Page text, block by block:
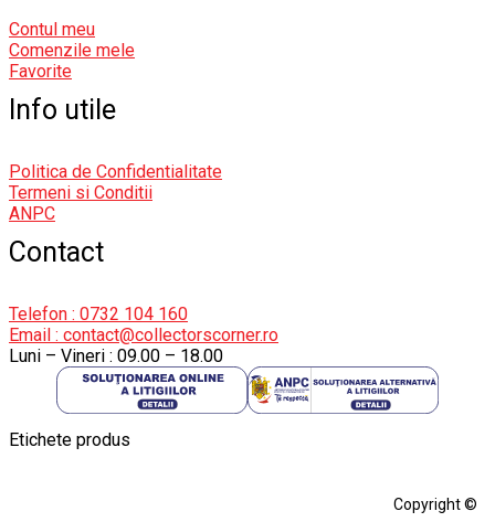
Contul meu
Comenzile mele
Favorite
Info utile
Politica de Confidentialitate
Termeni si Conditii
ANPC
Contact
Telefon : 0732 104 160
Email : contact@collectorscorner.ro
Luni – Vineri : 09.00 – 18.00
Etichete produs
Copyright ©